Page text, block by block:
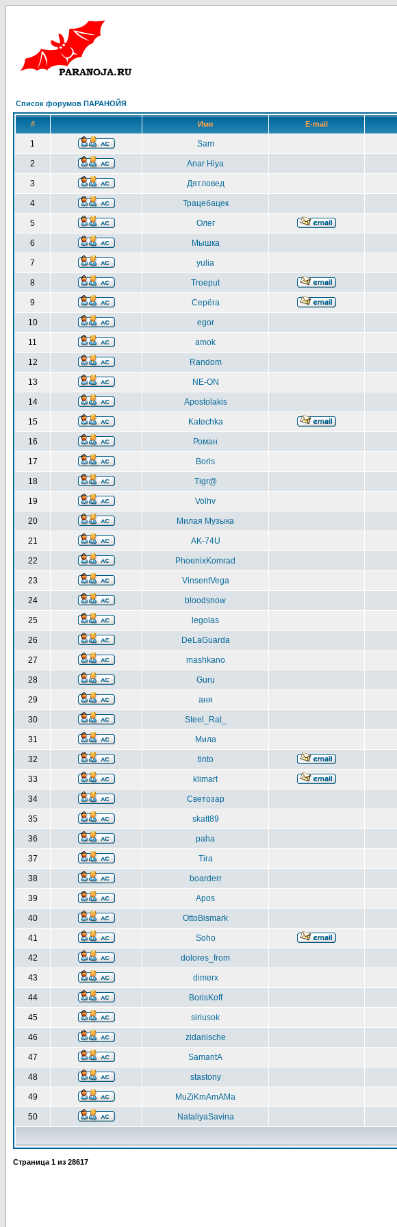
Список форумов ПАРАНОЙЯ
# Имя E-mail
1 Sam
2 Anar Hiya
3 Дятловед
4 Трацебацек
5 Олег
6 Мышка
7 yulia
8 Troeput
9 Серёга
10 egor
11 amok
12 Random
13 NE-ON
14 Apostolakis
15 Katechka
16 Роман
17 Boris
18 Tigr@
19 Volhv
20 Милая Музыка
21 AK-74U
22 PhoenixKomrad
23 VinsentVega
24 bloodsnow
25 legolas
26 DeLaGuarda
27 mashkano
28 Guru
29 аня
30 Steel_Rat_
31 Мила
32 tinto
33 klimart
34 Светозар
35 skatt89
36 paha
37 Tira
38 boarderr
39 Apos
40 OttoBismark
41 Soho
42 dolores_from
43 dimerx
44 BorisKoff
45 siriusok
46 zidanische
47 SamantA
48 stastony
49 MuZiKmAmAMa
50 NataliyaSavina
Страница 1 из 28617